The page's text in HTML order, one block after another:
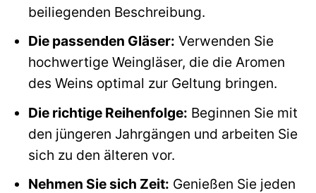
beiliegenden Beschreibung.
Die passenden Gläser: Verwenden Sie
hochwertige Weingläser, die die Aromen
des Weins optimal zur Geltung bringen.
Die richtige Reihenfolge: Beginnen Sie mit
den jüngeren Jahrgängen und arbeiten Sie
sich zu den älteren vor.
Nehmen Sie sich Zeit: Genießen Sie jeden